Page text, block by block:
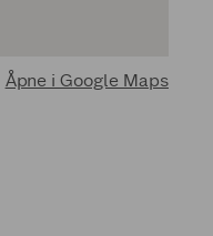
Åpne i Google Maps